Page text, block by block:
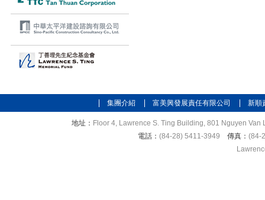
集團介紹 富美興發展責任有限公司 新順
地址： Floor 4, Lawrence S. Ting Building, 801 Nguyen
電話： (84-28) 5411-3949 傳真： (84-